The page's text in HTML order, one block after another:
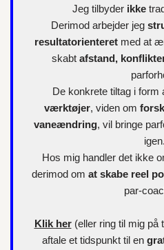
Jeg tilbyder ikke
Derimod arbejder jeg
resultatorienteretmed at
skabt afstand,
De konkrete tiltag i form
værktøjer, viden om
vaneændring, vil bringe
igen.
Hos mig handler det ikke
derimod om at skabe reel
par-
Klik her(eller ring til mig på
aftale et tidspunkt til en